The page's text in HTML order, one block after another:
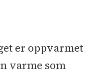
er oppvarmet
varme som